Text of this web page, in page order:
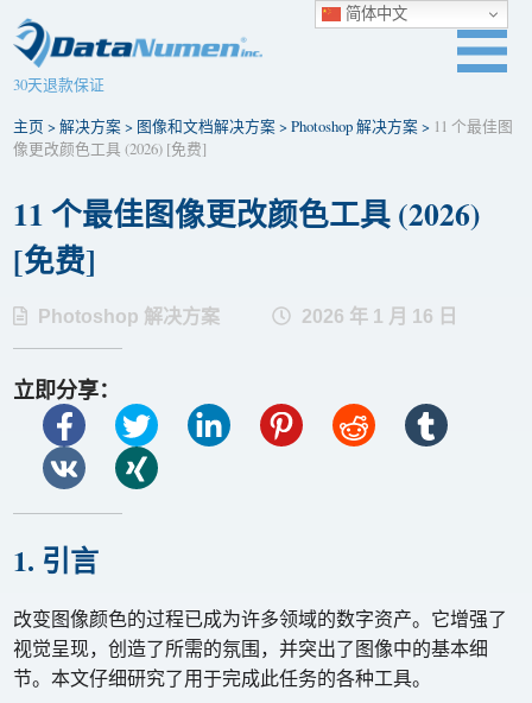
30天退款保证
主页 >解决方案> 图像和文档解决方案>Photoshop 解决方案> 11 个最佳图
像更改颜色工具 (2026) [免费]
11 个最佳图像更改颜色工具 (2026)
[免费]
Photoshop 解决方案 2026 年 1 月 16 日
立即分享：
1. 引言
改变图像颜色的过程已成为许多领域的数字资产。它增强了
视觉呈现，创造了所需的氛围，并突出了图像中的基本细
节。本文仔细研究了用于完成此任务的各种工具。
简体中文